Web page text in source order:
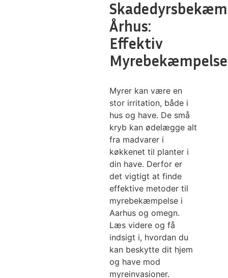
Århus:
Effektiv
Myrebekæmpelse
Myrer kan være en
stor irritation, både i
hus og have. De små
kryb kan ødelægge alt
fra madvarer i
køkkenet til planter i
din have. Derfor er
det vigtigt at finde
effektive metoder til
myrebekæmpelse i
Aarhus og omegn.
Læs videre og få
indsigt i, hvordan du
kan beskytte dit hjem
og have mod
myreinvasioner.